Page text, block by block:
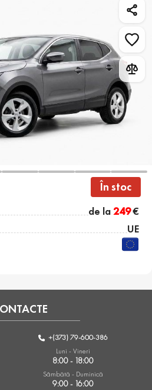
În stoc
de la249€
UE
+(373) 79-600-386
Luni - Vineri
8:00 - 18:00
Sâmbătă - Duminică
9:00 - 16:00